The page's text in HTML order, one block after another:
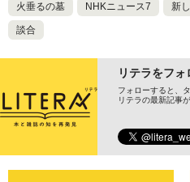
火垂るの墓 NHKニュース7 新
談合
リテラをフォ
フォローすると、
リテラの最新記事